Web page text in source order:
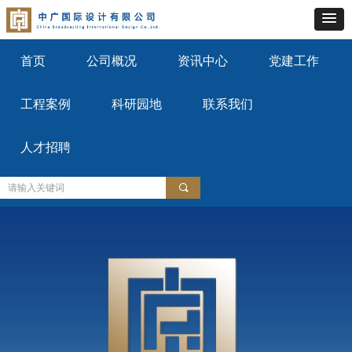
首页 公司概况 资讯中心 党建工作
工程案例 科研园地 联系我们
人才招聘
끠